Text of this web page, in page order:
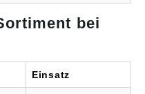
bei
Einsatz